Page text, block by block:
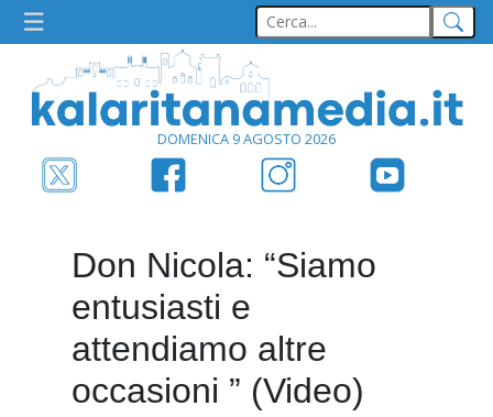
DOMENICA 9 AGOSTO 2026
Don Nicola: “Siamo
entusiasti e
attendiamo altre
occasioni ” (Video)